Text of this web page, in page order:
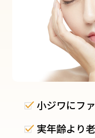
小ジワにフ
実年齢より